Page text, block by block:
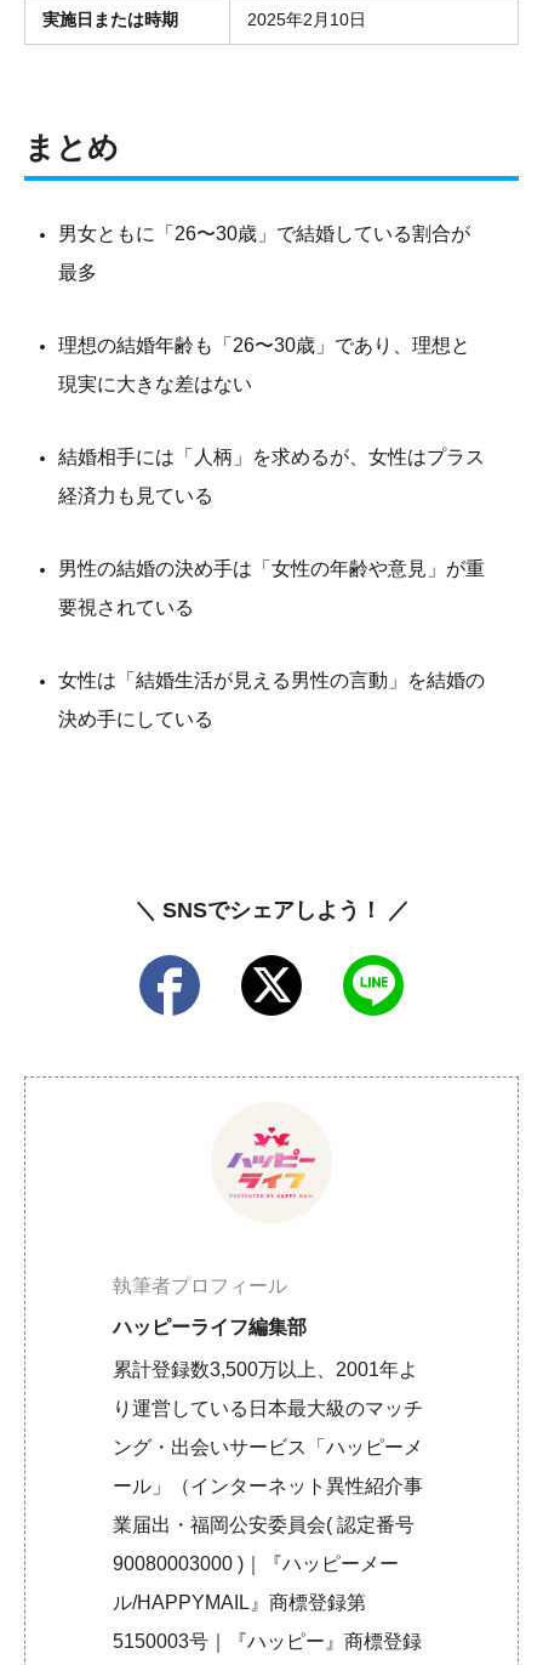
実施日または時期 2025年2月10日
まとめ
男女ともに「26〜30歳」で結婚している割合が
最多
理想の結婚年齢も「26〜30歳」であり、理想と
現実に大きな差はない
結婚相手には「人柄」を求めるが、女性はプラス
経済力も見ている
男性の結婚の決め手は「女性の年齢や意見」が重
要視されている
女性は「結婚生活が見える男性の言動」を結婚の
決め手にしている
＼ SNSでシェアしよう！ ／
執筆者プロフィール
ハッピーライフ編集部
累計登録数3,500万以上、2001年よ
り運営している日本最大級のマッチ
ング・出会いサービス「ハッピーメ
ール」（インターネット異性紹介事
業届出・福岡公安委員会( 認定番号
90080003000 )｜『ハッピーメー
ル/HAPPYMAIL』商標登録第
5150003号｜『ハッピー』商標登録